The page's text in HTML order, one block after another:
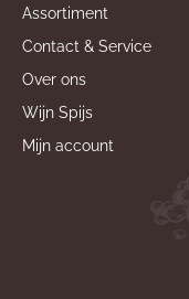
Assortiment
Contact & Service
Over ons
Wijn Spijs
Mijn account